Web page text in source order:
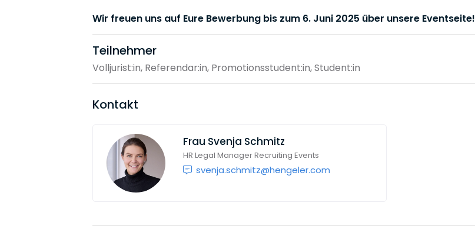
Wir freuen uns auf Eure Bewerbung bis zum 6. Juni 2025 über unsere Eventseite!
Teilnehmer
Volljurist:in, Referendar:in, Promotionsstudent:in, Student:in
Kontakt
Frau Svenja Schmitz
HR Legal Manager Recruiting Events
svenja.schmitz@hengeler.com